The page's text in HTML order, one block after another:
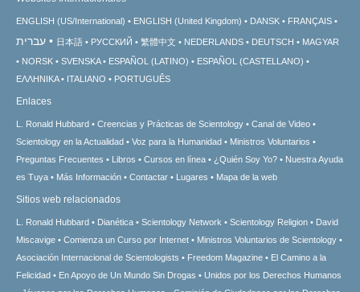
ENGLISH (US/International) ENGLISH (United Kingdom) DANSK FRANÇAIS
עברית 日本語 РУССКИЙ 繁體中文 NEDERLANDS DEUTSCH
MAGYAR
NORSK
SVENSKA ESPAÑOL (LATINO)
ESPAÑOL (CASTELLANO)
ΕΛΛΗΝΙΚA
ITALIANO PORTUGUÊS
Enlaces
L. Ronald Hubbard Creencias y Prácticas de Scientology
Canal de Video
Scientology en la Actualidad
Voz para la Humanidad
Ministros Voluntarios
Preguntas Frecuentes
Libros Cursos en línea ¿Quién Soy Yo?
Nuestra Ayuda
es Tuya
Más Información Contactar Lugares Mapa de la web
Sitios web relacionados
L. Ronald Hubbard Dianética Scientology Network Scientology Religion
David
Miscavige
Comienza un Curso por Internet
Ministros Voluntarios de Scientology
Asociación Internacional de Scientologists
Freedom Magazine
El Camino a la
Felicidad
En Apoyo de Un Mundo Sin Drogas
Unidos por los Derechos Humanos